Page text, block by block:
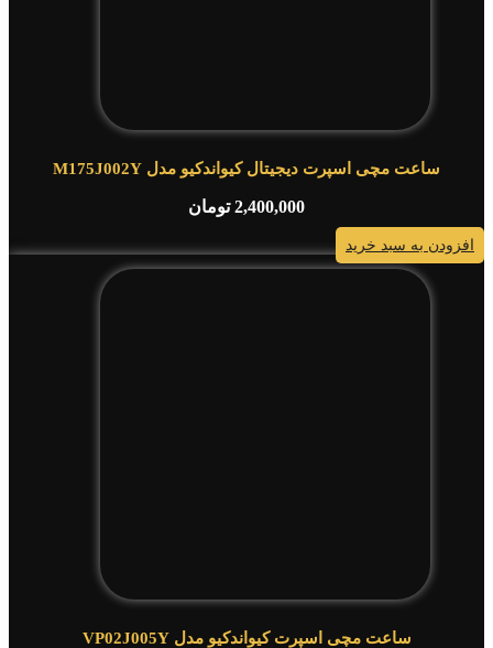
ساعت مچی اسپرت دیجیتال کیواندکیو مدل M175J002Y
2,400,000 تومان
افزودن به سبد خرید
ساعت مچی اسپرت کیواندکیو مدل VP02J005Y